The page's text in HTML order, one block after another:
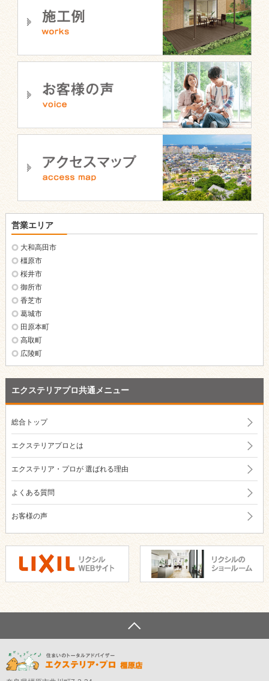
エクステリアプロ共通メニュー
総合トップ
エクステリアプロとは
エクステリア・プロが選ばれる理由
よくある質問
お客様の声
営業エリア
大和高田市
橿原市
桜井市
御所市
香芝市
葛城市
田原本町
高取町
広陵町